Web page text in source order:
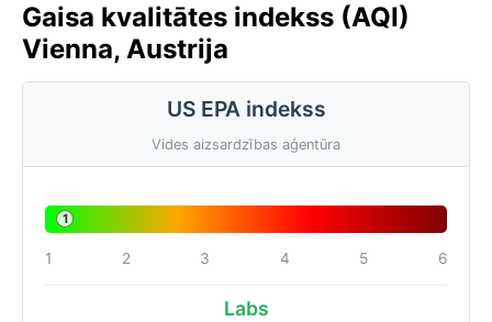
Gaisa kvalitātes indekss (AQI)
Vienna, Austrija
US EPA indekss
Vides aizsardzības aģentūra
1
1 2 3 4 5 6
Labs